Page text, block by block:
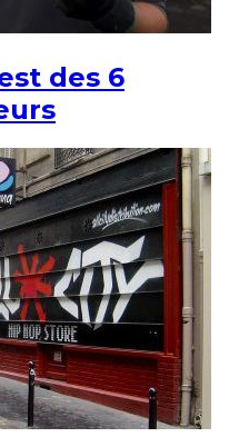
des 6